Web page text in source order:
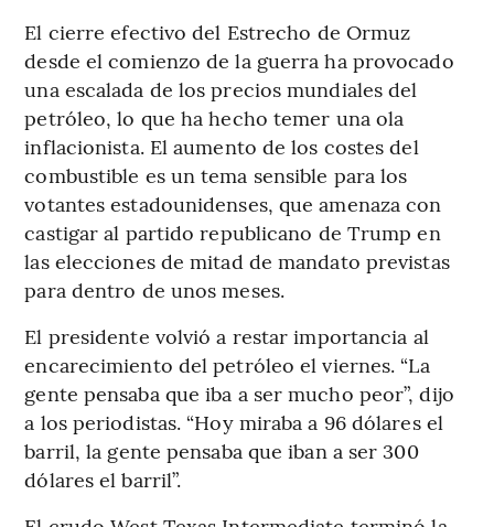
El cierre efectivo del Estrecho de Ormuz
desde el comienzo de la guerra ha provocado
una escalada de los precios mundiales del
petróleo, lo que ha hecho temer una ola
inflacionista. El aumento de los costes del
combustible es un tema sensible para los
votantes estadounidenses, que amenaza con
castigar al partido republicano de Trump en
las elecciones de mitad de mandato previstas
para dentro de unos meses.
El presidente volvió a restar importancia al
encarecimiento del petróleo el viernes. “La
gente pensaba que iba a ser mucho peor”, dijo
a los periodistas. “Hoy miraba a 96 dólares el
barril, la gente pensaba que iban a ser 300
dólares el barril”.